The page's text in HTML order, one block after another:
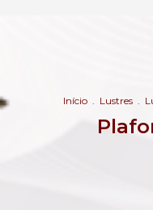
Início . Lustres .